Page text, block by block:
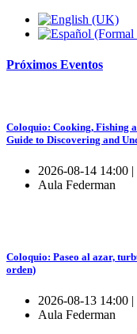
Próximos Eventos
Coloquio: Cooking, Fishing
Guide to Discovering and
2026-08-14 14:00 |
Aula Federman
Coloquio: Paseo al azar,
orden)
2026-08-13 14:00 |
Aula Federman